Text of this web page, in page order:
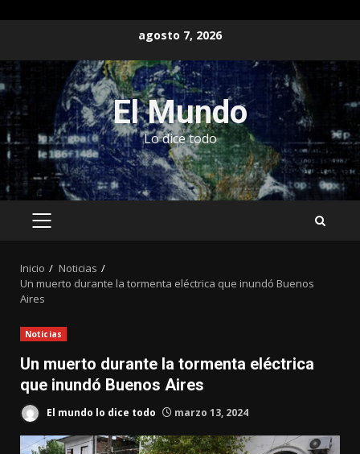
contenido
agosto 7, 2026
El Mundo
Lo dice todo
MENÚ
Inicio
Noticias
Un muerto durante la tormenta eléctrica que inundó Buenos
Aires
Noticias
Un muerto durante la tormenta eléctrica
que inundó Buenos Aires
El mundo lo dice todo marzo 13, 2024